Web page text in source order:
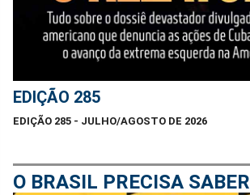
EDIÇÃO 285
EDIÇÃO 285 - JULHO/AGOSTO DE 2026
O BRASIL PRECISA SABER